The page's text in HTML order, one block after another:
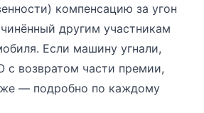
компенсацию за угон
другим участникам
Если машину угнали,
возвратом части премии,
— подробно по каждому